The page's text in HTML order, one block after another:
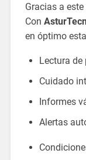
Gracias a
Con
en óptimo
Lectura
Cuidado
Informes
Alertas